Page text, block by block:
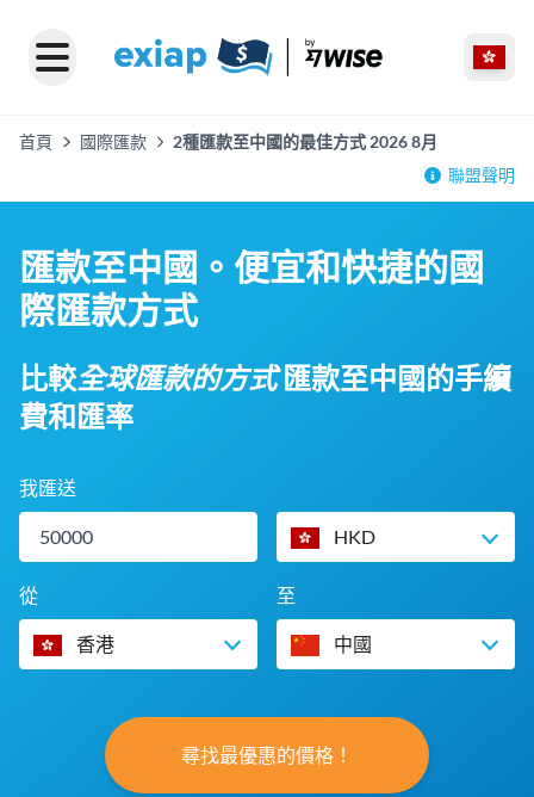
首頁 國際匯款
2種匯款至中國的最佳方式 2026 8月
聯盟聲明
匯款至中國。便宜和快捷的國
際匯款方式
比較全球匯款的方式匯款至中國的手續
費和匯率
我匯送
HKD
從
香港
至
中國
尋找最優惠的價格！